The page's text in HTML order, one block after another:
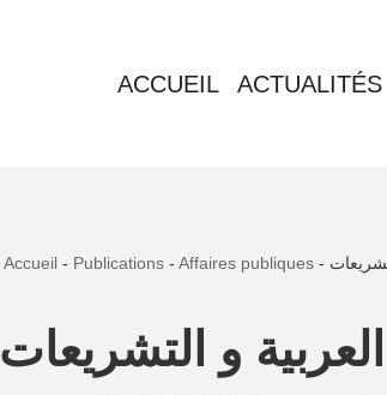
ACCUEIL ACTUALITÉS
Accueil - Publications - Affaires publiques -
العربية و التشريعات